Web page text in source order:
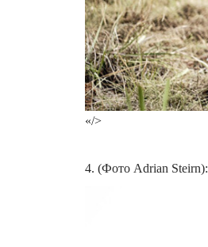
«/>
4. (Фото Adrian Steirn):